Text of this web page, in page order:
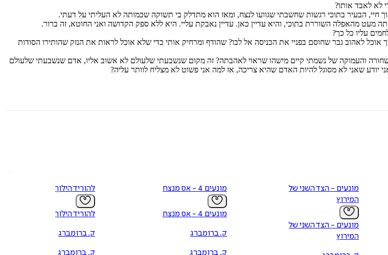
לא לאבד אותו?
חיי, הבעיר בתוכי רגשות שחשבתי שגוועו לנצח, ומאז הוא מתדלק בי תשוקה שכמותה לא העליתי על דעתי.
מעט מהאפלה השוררת בתוכי, והיא עדיין כאן. עדיין נאבקת עליי. היא ללא ספק הקדושה ואני החוטא, זה ברור.
עליו כל כך?
לאהוב גבר שחוסם בפניי את הכניסה אל לבו? שהודף ומרחיק אותי כדי שלא אוכל לראות את הנזק שהותירו הסודות
והעמוקה של נשמתי קיים מישהו שראוי לאהבתה? זה מקום שנשבעתי שלעולם לא אשוב אליו, אדם שנשבעתי שלעולם
שאני לא מסוגל להיות האדם שהיא צריכה, אז למה אני פשוט לא מצליח לוותר עליה?
מונעים - הצד השני של
המירוץ
מונעים - הצד השני של
המירוץ
מונעים 4 - אס מנצח
מונעים 4 - אס מנצח
ק. ברומברג
ק. ברומברג
להוריד הילוך
להוריד הילוך
ק. ברומברג
ק. ברומברג